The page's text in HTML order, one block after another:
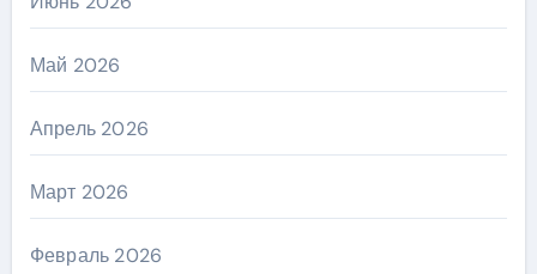
Май 2026
Апрель 2026
Март 2026
Февраль 2026